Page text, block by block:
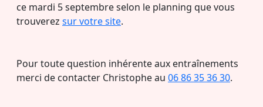
ce mardi 5 septembre selon le planning que vous
trouverez sur votre site.
Pour toute question inhérente aux entraînements
merci de contacter Christophe au 06 86 35 36 30.